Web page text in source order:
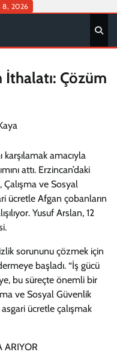
8, 2026
İthalatı: Çözüm
karşılamak amacıyla
attı. Erzincan’daki
Çalışma ve Sosyal
ücretle Afgan çobanların
Yusuf Arslan, 12
sorununu çözmek için
başladı. “İş gücü
bu süreçte önemli bir
ve Sosyal Güvenlik
ücretle çalışmak
ARIYOR